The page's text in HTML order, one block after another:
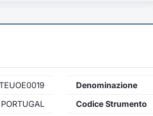
Denominazione
Codice Strumento